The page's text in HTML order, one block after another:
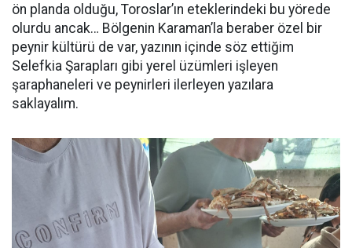
ön planda olduğu, Toroslar’ın eteklerindeki bu yörede
olurdu ancak… Bölgenin Karaman’la beraber özel bir
peynir kültürü de var, yazının içinde söz ettiğim
Selefkia Şarapları gibi yerel üzümleri işleyen
şaraphaneleri ve peynirleri ilerleyen yazılara
saklayalım.